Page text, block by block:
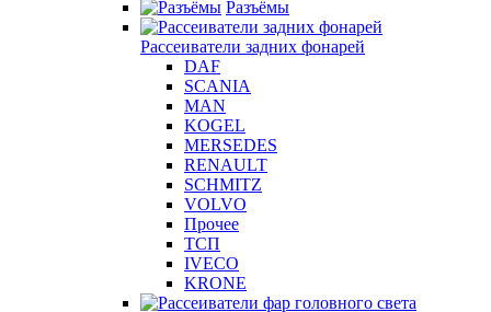
Разъёмы
Рассеиватели задних фонарей
DAF
SCANIA
MAN
KOGEL
MERSEDES
RENAULT
SCHMITZ
VOLVO
Прочее
ТСП
IVECO
KRONE